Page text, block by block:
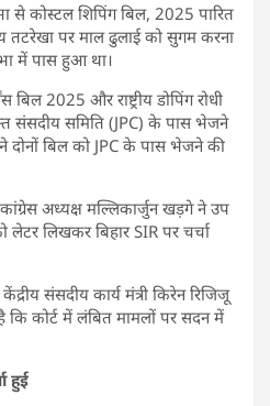
से कोस्टल शिपिंग बिल, 2025 पारित
तटरेखा पर माल ढुलाई को सुगम करना
में पास हुआ था।
2025 और राष्ट्रीय डोपिंग रोधी
संसदीय समिति (JPC) के पास भेजने
दोनों बिल को JPC के पास भेजने की
अध्यक्ष मल्लिकार्जुन खड़गे ने उप
लेटर लिखकर बिहार SIR पर चर्चा
संसदीय कार्य मंत्री किरेन रिजिजू
कोर्ट में लंबित मामलों पर सदन में
हुई